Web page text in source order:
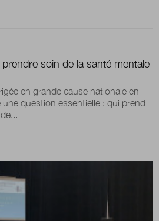
sur Twitter sur LinkedIn
soin de la santé mentale
en grande cause nationale en
question essentielle : qui prend